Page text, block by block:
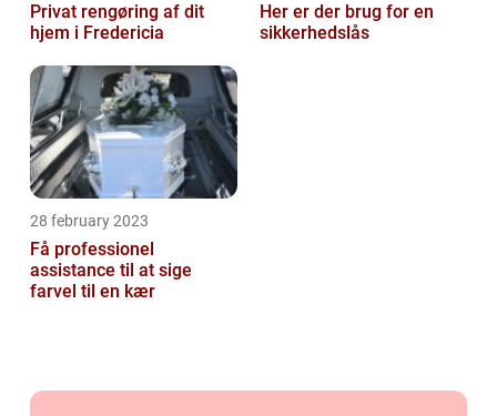
Privat rengøring af dit
hjem i Fredericia
Her er der brug for en
sikkerhedslås
28 february 2023
Få professionel
assistance til at sige
farvel til en kær